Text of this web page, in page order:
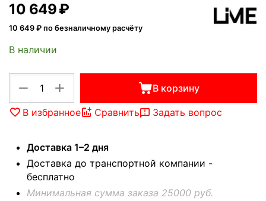
10 649₽
10 649 ₽ по безналичному расчёту
В наличии
+
− В корзину
В избранное Сравнить Задать вопрос
Доставка 1–2 дня
Доставка до транспортной компании -
бесплатно
Минимальная сумма заказа 25000 руб.